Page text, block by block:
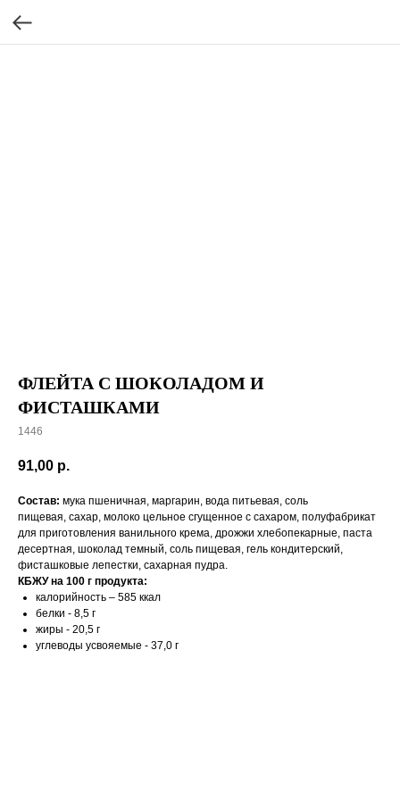
ФЛЕЙТА С ШОКОЛАДОМ И
ФИСТАШКАМИ
1446
91,00 р.
Состав: мука пшеничная, маргарин, вода питьевая, соль
пищевая, сахар, молоко цельное сгущенное с сахаром, полуфабрикат
для приготовления ванильного крема, дрожжи хлебопекарные, паста
десертная, шоколад темный, соль пищевая, гель кондитерский,
фисташковые лепестки, сахарная пудра.
КБЖУ на 100 г продукта:
калорийность – 585 ккал
белки - 8,5 г
жиры - 20,5 г
углеводы усвояемые - 37,0 г